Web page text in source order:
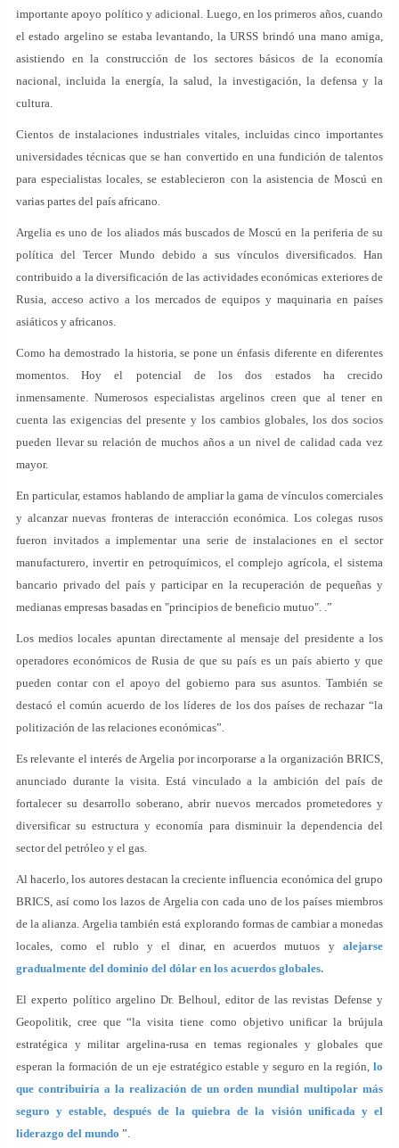
importante apoyo político y adicional. Luego, en los primeros años, cuando
el estado argelino se estaba levantando, la URSS brindó una mano amiga,
asistiendo en la construcción de los sectores básicos de la economía
nacional, incluida la energía, la salud, la investigación, la defensa y la
cultura.
Cientos de instalaciones industriales vitales, incluidas cinco importantes
universidades técnicas que se han convertido en una fundición de talentos
para especialistas locales, se establecieron con la asistencia de Moscú en
varias partes del país africano.
Argelia es uno de los aliados más buscados de Moscú en la periferia de su
política del Tercer Mundo debido a sus vínculos diversificados. Han
contribuido a la diversificación de las actividades económicas exteriores de
Rusia, acceso activo a los mercados de equipos y maquinaria en países
asiáticos y africanos.
Como ha demostrado la historia, se pone un énfasis diferente en diferentes
momentos. Hoy el potencial de los dos estados ha crecido
inmensamente. Numerosos especialistas argelinos creen que al tener en
cuenta las exigencias del presente y los cambios globales, los dos socios
pueden llevar su relación de muchos años a un nivel de calidad cada vez
mayor.
En particular, estamos hablando de ampliar la gama de vínculos comerciales
y alcanzar nuevas fronteras de interacción económica. Los colegas rusos
fueron invitados a implementar una serie de instalaciones en el sector
manufacturero, invertir en petroquímicos, el complejo agrícola, el sistema
bancario privado del país y participar en la recuperación de pequeñas y
medianas empresas basadas en "principios de beneficio mutuo". .”
Los medios locales apuntan directamente al mensaje del presidente a los
operadores económicos de Rusia de que su país es un país abierto y que
pueden contar con el apoyo del gobierno para sus asuntos. También se
destacó el común acuerdo de los líderes de los dos países de rechazar “la
politización de las relaciones económicas”.
Es relevante el interés de Argelia por incorporarse a la organización BRICS,
anunciado durante la visita. Está vinculado a la ambición del país de
fortalecer su desarrollo soberano, abrir nuevos mercados prometedores y
diversificar su estructura y economía para disminuir la dependencia del
sector del petróleo y el gas.
Al hacerlo, los autores destacan la creciente influencia económica del grupo
BRICS, así como los lazos de Argelia con cada uno de los países miembros
de la alianza. Argelia también está explorando formas de cambiar a monedas
locales, como el rublo y el dinar, en acuerdos mutuos y alejarse
gradualmente del dominio del dólar en los acuerdos globales.
El experto político argelino Dr. Belhoul, editor de las revistas Defense y
Geopolitik, cree que “la visita tiene como objetivo unificar la brújula
estratégica y militar argelina-rusa en temas regionales y globales que
esperan la formación de un eje estratégico estable y seguro en la región, lo
que contribuiría a la realización de un orden mundial multipolar más
seguro y estable, después de la quiebra de la visión unificada y el
liderazgo del mundo ”.